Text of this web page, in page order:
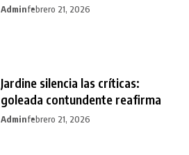
Adminfebrero 21, 2026
Jardine silencia las críticas:
goleada contundente reafirma
Adminfebrero 21, 2026